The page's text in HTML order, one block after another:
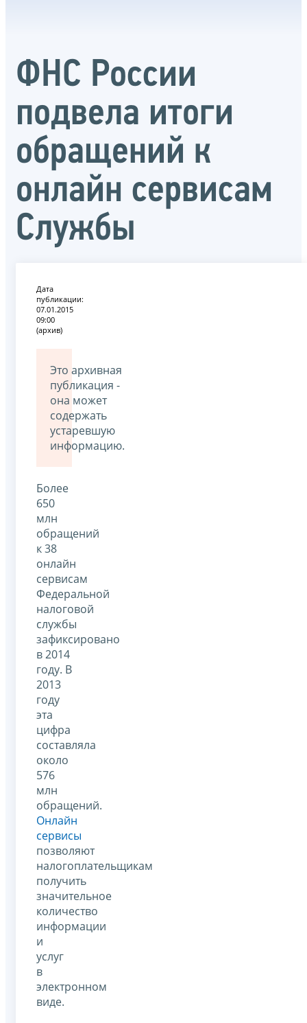
ФНС России
подвела итоги
обращений к
онлайн сервисам
Службы
Дата
публикации:
07.01.2015
09:00
(архив)
Это архивная
публикация -
она может
содержать
устаревшую
информацию.
Более
650
млн
обращений
к 38
онлайн
сервисам
Федеральной
налоговой
службы
зафиксировано
в 2014
году. В
2013
году
эта
цифра
составляла
около
576
млн
обращений.
Онлайн
сервисы
позволяют
налогоплательщикам
получить
значительное
количество
информации
и
услуг
в
электронном
виде.